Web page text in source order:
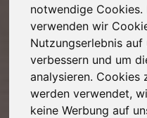
notwendige Cookies.
verwenden wir
Nutzungserlebnis auf
verbessern und um
analysieren. Cookies
werden verwendet,
keine Werbung auf